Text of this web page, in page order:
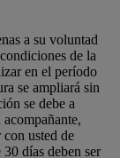
a su voluntad
de la
en el período
se ampliará sin
se debe a
usted de
días deben ser